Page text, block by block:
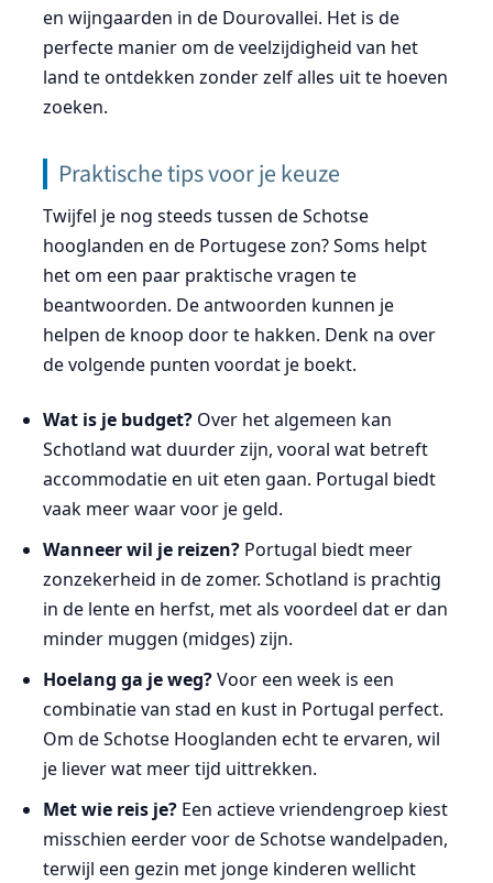
en wijngaarden in de Dourovallei. Het is de
perfecte manier om de veelzijdigheid van het
land te ontdekken zonder zelf alles uit te hoeven
zoeken.
Praktische tips voor je keuze
Twijfel je nog steeds tussen de Schotse
hooglanden en de Portugese zon? Soms helpt
het om een paar praktische vragen te
beantwoorden. De antwoorden kunnen je
helpen de knoop door te hakken. Denk na over
de volgende punten voordat je boekt.
Wat is je budget?Over het algemeen kan
Schotland wat duurder zijn, vooral wat betreft
accommodatie en uit eten gaan. Portugal biedt
vaak meer waar voor je geld.
Wanneer wil je reizen?Portugal biedt meer
zonzekerheid in de zomer. Schotland is prachtig
in de lente en herfst, met als voordeel dat er dan
minder muggen (midges) zijn.
Hoelang ga je weg?Voor een week is een
combinatie van stad en kust in Portugal perfect.
Om de Schotse Hooglanden echt te ervaren, wil
je liever wat meer tijd uittrekken.
Met wie reis je?Een actieve vriendengroep kiest
misschien eerder voor de Schotse wandelpaden,
terwijl een gezin met jonge kinderen wellicht